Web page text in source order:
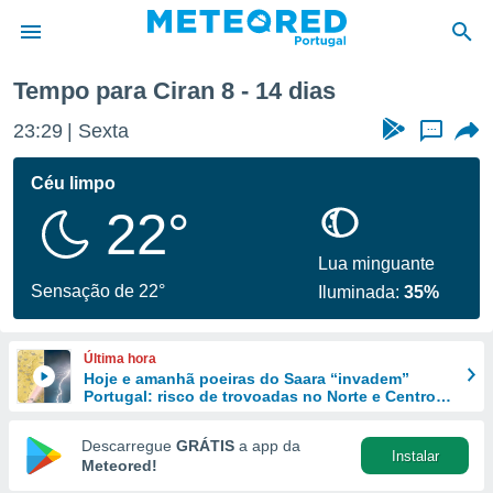
da
foi
fornecidas
a este
das
e
forma
digital
Tempo para Ciran 8 - 14 dias
23:29 Sexta ...
Céu limpo
22°
Sensação de 22°
Lua minguante
Iluminada:35%
Última hora
Hoje e amanhã poeiras do Saara “invadem”
Portugal: risco de trovoadas no Norte e Centro
Descarregue GRÁTIS a app da
Meteored!
Instalar